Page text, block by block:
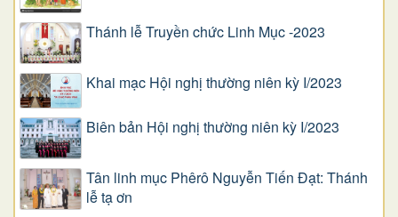
Thánh lễ Truyền chức Linh Mục -2023
Khai mạc Hội nghị thường niên kỳ I/2023
Biên bản Hội nghị thường niên kỳ I/2023
Tân linh mục Phêrô Nguyễn Tiến Đạt: Thánh
lễ tạ ơn